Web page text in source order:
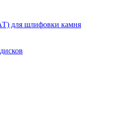
для шлифовки камня